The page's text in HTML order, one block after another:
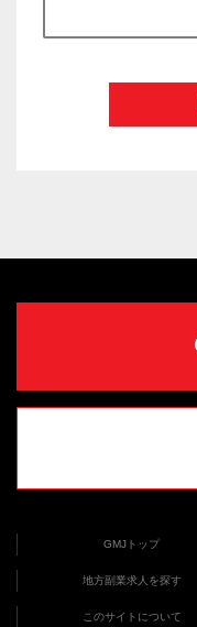
GMJトップ
地方副業求人を探す
このサイトについて